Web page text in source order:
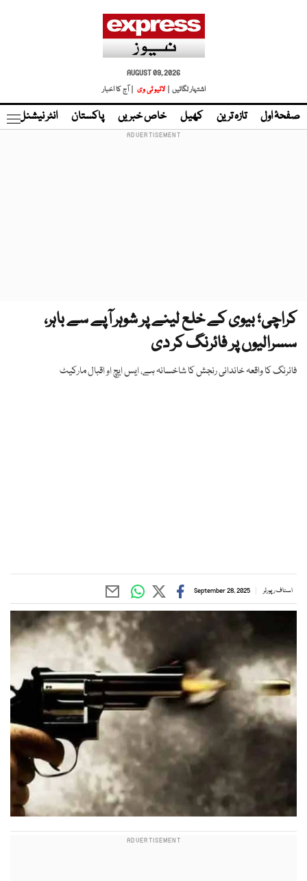
AUGUST 09, 2026
اشتہار لگائیں |
لائیو ٹی وی | آج کا اخبار
صفحۂ اول تازہ ترین کھیل خاص خبریں پاکستان انٹر نیشنل
کراچی؛ بیوی کے خلع لینے پر شوہر آپے سے باہر،
سسرالیوں پر فائرنگ کر دی
فائرنگ کا واقعہ خاندانی رنجش کا شاخسانہ ہے، ایس ایچ او اقبال مارکیٹ
اسٹاف رپورٹر September 28, 2025